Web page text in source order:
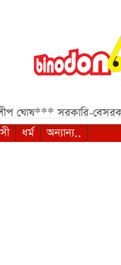
সরকারি-বেসরকারি
ধর্ম অন্যান্য..